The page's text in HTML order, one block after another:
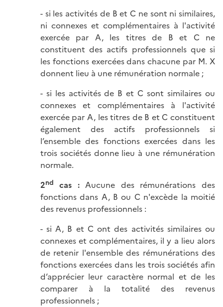
- si les activités de B et C ne sont ni similaires,
ni connexes et complémentaires à l'activité
exercée par A, les titres de B et C ne
constituent des actifs professionnels que si
les fonctions exercées dans chacune par M. X
donnent lieu à une rémunération normale ;
- si les activités de B et C sont similaires ou
connexes et complémentaires à l'activité
exercée par A, les titres de B et C constituent
également des actifs professionnels si
l’ensemble des fonctions exercées dans les
trois sociétés donne lieu à une rémunération
normale.
2nd cas :Aucune des rémunérations des
fonctions dans A, B ou C n'excède la moitié
des revenus professionnels :
- si A, B et C ont des activités similaires ou
connexes et complémentaires, il y a lieu alors
de retenir l'ensemble des rémunérations des
fonctions exercées dans les trois sociétés afin
d’apprécier leur caractère normal et de les
comparer à la totalité des revenus
professionnels ;